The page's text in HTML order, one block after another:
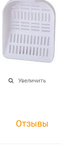
Увеличить
Отзывы